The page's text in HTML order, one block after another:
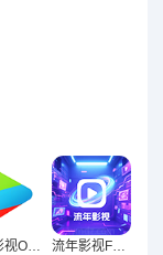
宝盒影视OK版